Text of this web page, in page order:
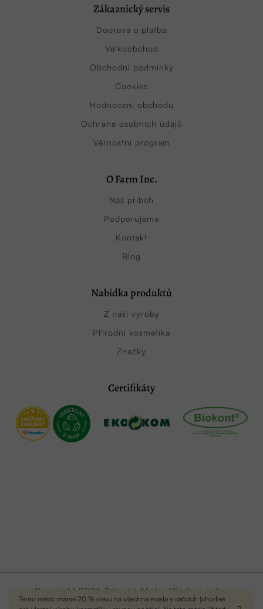
Tento měsíc máme 20 % slevu na všechna másla v sáčcích (vhodné
Zákaznický servis
Doprava a platba
Velkoobchod
Obchodní podmínky
Cookies
Hodnocení obchodu
Ochrana osobních údajů
Věrnostní program
O Farm Inc.
Náš příběh
Podporujeme
Kontakt
Blog
Nabídka produktů
Z naší výroby
Přírodní kosmetika
Značky
Certifikáty
Copyright 2026 Zdraví z Afriky . Všechna práva
vyhrazena.Upravit nastavení cookies